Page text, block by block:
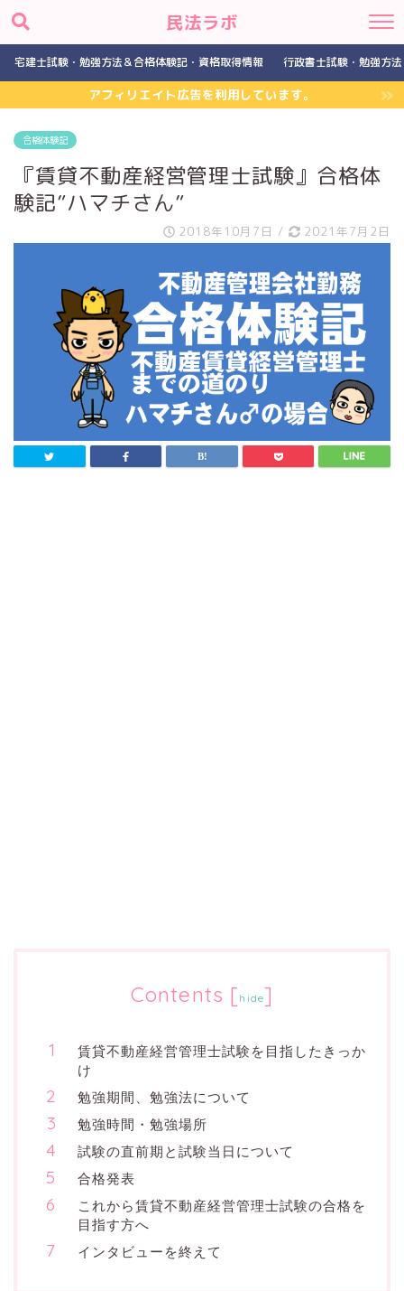
民法ラボ
宅建士試験・勉強方法＆合格体験記・資格取得情報 行政書士試験・勉強方
アフィリエイト広告を利用しています。
合格体験記
『賃貸不動産経営管理士試験』合格体
験記”ハマチさん”
2018年10月7日 / 2021年7月2日
Contents [ hide]
賃貸不動産経営管理士試験を目指したきっか
け
勉強期間、勉強法について
勉強時間・勉強場所
試験の直前期と試験当日について
合格発表
これから賃貸不動産経営管理士試験の合格を
目指す方へ
インタビューを終えて